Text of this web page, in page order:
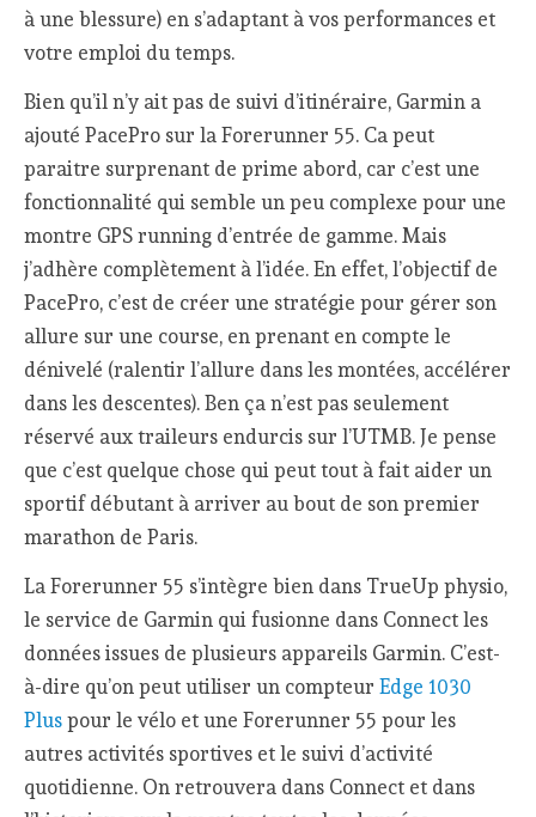
à une blessure) en s’adaptant à vos performances et
votre emploi du temps.
Bien qu’il n’y ait pas de suivi d’itinéraire, Garmin a
ajouté PacePro sur la Forerunner 55. Ca peut
paraitre surprenant de prime abord, car c’est une
fonctionnalité qui semble un peu complexe pour une
montre GPS running d’entrée de gamme. Mais
j’adhère complètement à l’idée. En effet, l’objectif de
PacePro, c’est de créer une stratégie pour gérer son
allure sur une course, en prenant en compte le
dénivelé (ralentir l’allure dans les montées, accélérer
dans les descentes). Ben ça n’est pas seulement
réservé aux traileurs endurcis sur l’UTMB. Je pense
que c’est quelque chose qui peut tout à fait aider un
sportif débutant à arriver au bout de son premier
marathon de Paris.
La Forerunner 55 s’intègre bien dans TrueUp physio,
le service de Garmin qui fusionne dans Connect les
données issues de plusieurs appareils Garmin. C’est-
à-dire qu’on peut utiliser un compteurEdge 1030
Plus pour le vélo et une Forerunner 55 pour les
autres activités sportives et le suivi d’activité
quotidienne. On retrouvera dans Connect et dans